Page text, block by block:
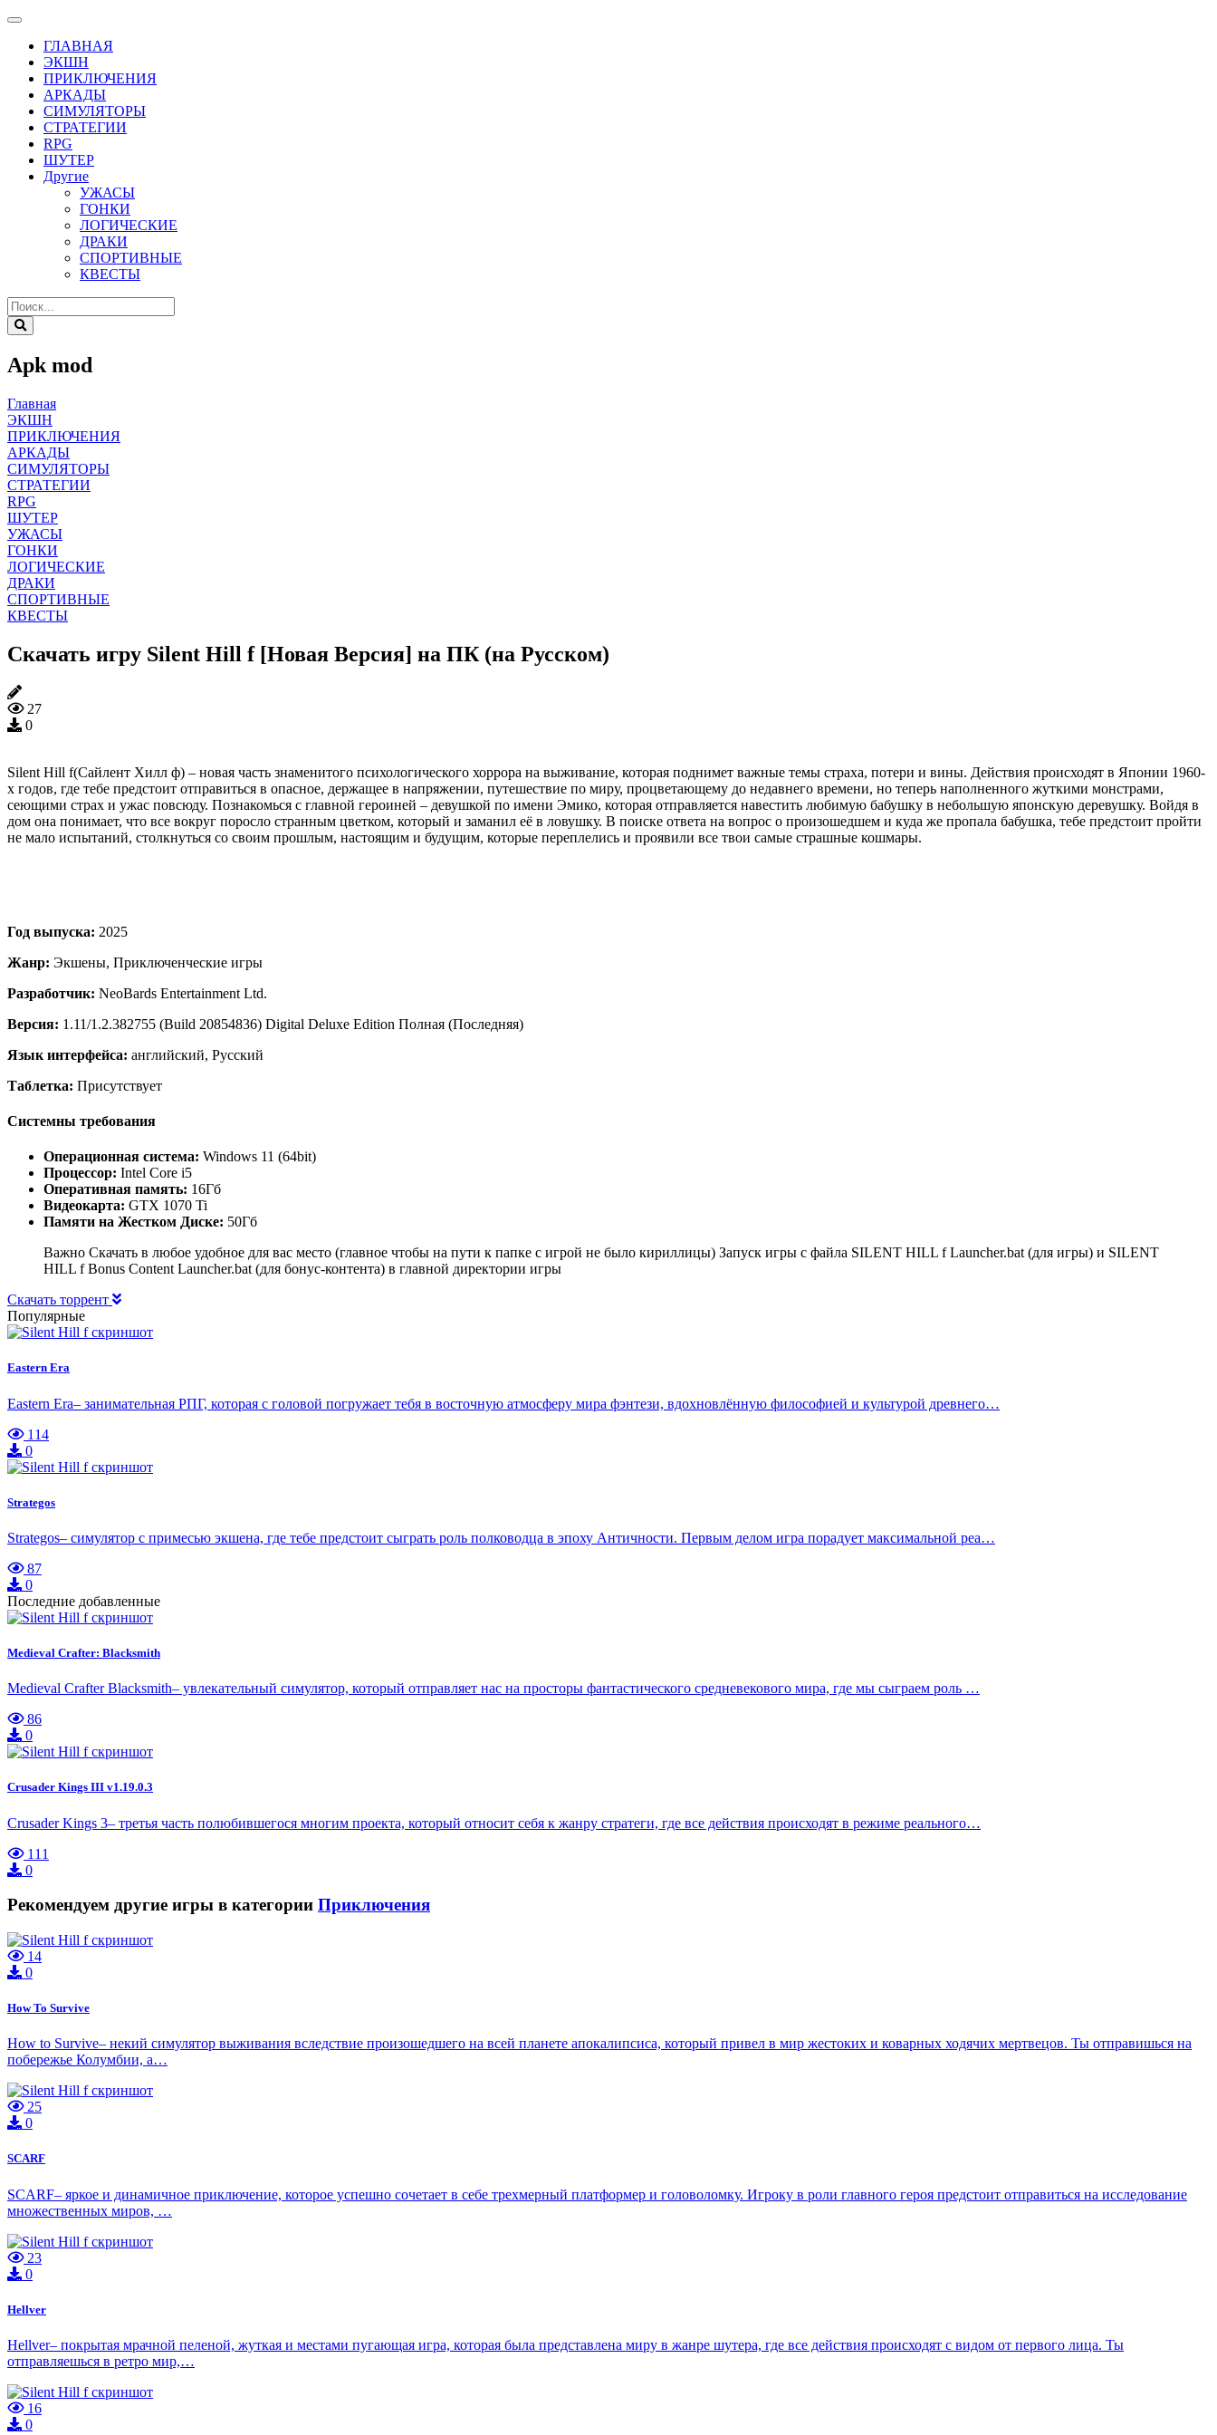
ГЛАВНАЯ
ЭКШН
ПРИКЛЮЧЕНИЯ
АРКАДЫ
СИМУЛЯТОРЫ
СТРАТЕГИИ
RPG
ШУТЕР
Другие
УЖАСЫ
ГОНКИ
ЛОГИЧЕСКИЕ
ДРАКИ
СПОРТИВНЫЕ
КВЕСТЫ
Apk mod
Главная
ЭКШН
ПРИКЛЮЧЕНИЯ
АРКАДЫ
СИМУЛЯТОРЫ
СТРАТЕГИИ
RPG
ШУТЕР
УЖАСЫ
ГОНКИ
ЛОГИЧЕСКИЕ
ДРАКИ
СПОРТИВНЫЕ
КВЕСТЫ
Скачать игру Silent Hill f [Новая Версия] на ПК (на Русском)
27
0
Silent Hill f(Сайлент Хилл ф) – новая часть знаменитого психологического хоррора на выживание, которая поднимет важные темы страха, потери и вины. Действия происходят в Японии 1960-
х годов, где тебе предстоит отправиться в опасное, держащее в напряжении, путешествие по миру, процветающему до недавнего времени, но теперь наполненного жуткими монстрами,
сеющими страх и ужас повсюду. Познакомься с главной героиней – девушкой по имени Эмико, которая отправляется навестить любимую бабушку в небольшую японскую деревушку. Войдя в
дом она понимает, что все вокруг поросло странным цветком, который и заманил её в ловушку. В поиске ответа на вопрос о произошедшем и куда же пропала бабушка, тебе предстоит пройти
не мало испытаний, столкнуться со своим прошлым, настоящим и будущим, которые переплелись и проявили все твои самые страшные кошмары.
Год выпуска: 2025
Жанр: Экшены, Приключенческие игры
Разработчик: NeoBards Entertainment Ltd.
Версия: 1.11/1.2.382755 (Build 20854836) Digital Deluxe Edition Полная (Последняя)
Язык интерфейса: английский, Русский
Таблетка: Присутствует
Системны требования
Операционная система: Windows 11 (64bit)
Процессор: Intel Core i5
Оперативная память: 16Гб
Видеокарта: GTX 1070 Ti
Памяти на Жестком Диске: 50Гб
Важно Скачать в любое удобное для вас место (главное чтобы на пути к папке с игрой не было кириллицы) Запуск игры с файла SILENT HILL f Launcher.bat (для игры) и SILENT
HILL f Bonus Content Launcher.bat (для бонус-контента) в главной директории игры
Скачать торрент
Популярные
Eastern Era
Eastern Era– занимательная РПГ, которая с головой погружает тебя в восточную атмосферу мира фэнтези, вдохновлённую философией и культурой древнего…
114
0
Strategos
Strategos– симулятор с примесью экшена, где тебе предстоит сыграть роль полководца в эпоху Античности. Первым делом игра порадует максимальной реа…
87
0
Последние добавленные
Medieval Crafter: Blacksmith
Medieval Crafter Blacksmith– увлекательный симулятор, который отправляет нас на просторы фантастического средневекового мира, где мы сыграем роль …
86
0
Crusader Kings III v1.19.0.3
Crusader Kings 3– третья часть полюбившегося многим проекта, который относит себя к жанру стратеги, где все действия происходят в режиме реального…
111
0
Рекомендуем другие игры в категории Приключения
14
0
How To Survive
How to Survive– некий симулятор выживания вследствие произошедшего на всей планете апокалипсиса, который привел в мир жестоких и коварных ходячих мертвецов. Ты отправишься на
побережье Колумбии, а…
25
0
SCARF
SCARF– яркое и динамичное приключение, которое успешно сочетает в себе трехмерный платформер и головоломку. Игроку в роли главного героя предстоит отправиться на исследование
множественных миров, …
23
0
Hellver
Hellver– покрытая мрачной пеленой, жуткая и местами пугающая игра, которая была представлена миру в жанре шутера, где все действия происходят с видом от первого лица. Ты
отправляешься в ретро мир,…
16
0